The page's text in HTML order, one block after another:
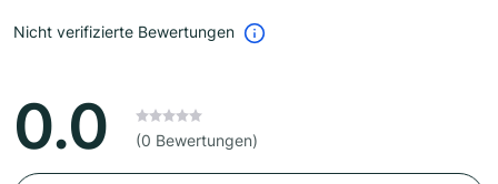
Nicht verifizierte Bewertungen
0.0 (0 Bewertungen)